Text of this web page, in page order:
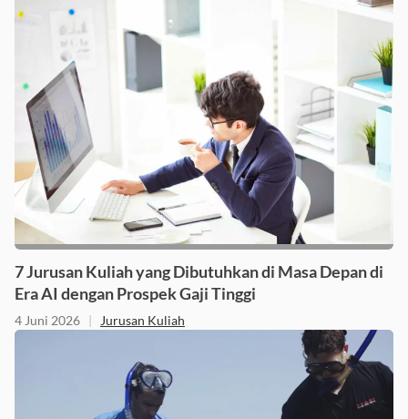
7 Jurusan Kuliah yang Dibutuhkan di Masa Depan di
Era AI dengan Prospek Gaji Tinggi
4 Juni 2026 | Jurusan Kuliah